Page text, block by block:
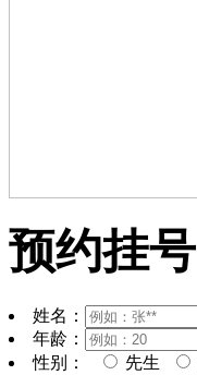
预约挂号
姓名：
年龄：
性别：
先生